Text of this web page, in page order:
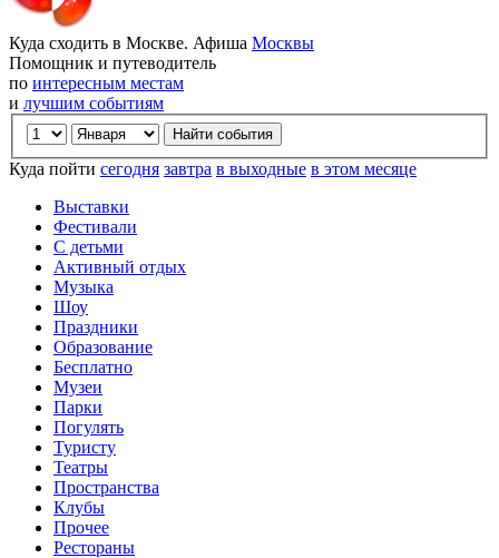
Куда сходить в Москве. Афиша Москвы
Помощник и путеводитель
по интересным местам
и лучшим событиям
Куда пойти сегодня завтра в выходные в этом месяце
Выставки
Фестивали
С детьми
Активный отдых
Музыка
Шоу
Праздники
Образование
Бесплатно
Музеи
Парки
Погулять
Туристу
Театры
Пространства
Клубы
Прочее
Рестораны